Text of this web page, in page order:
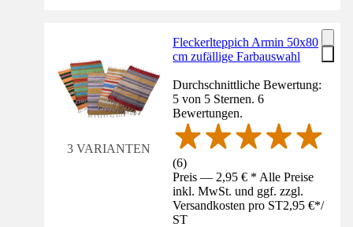
3 VARIANTEN
Fleckerlteppich Armin 50x80
cm zufällige Farbauswahl
Durchschnittliche Bewertung:
5 von 5 Sternen. 6
Bewertungen.
(6)
Preis — 2,95 € * Alle Preise
inkl. MwSt. und ggf. zzgl.
Versandkosten pro ST2,95 €*/
ST